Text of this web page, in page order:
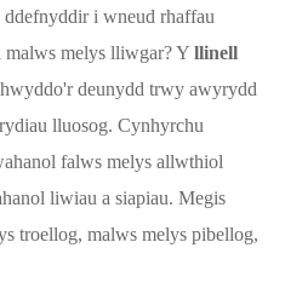
i wneud rhaffau
melys lliwgar? Y llinell
deunydd trwy awyrydd
lluosog. Cynhyrchu
falws melys allwthiol
liwiau a siapiau. Megis
troellog, malws melys pibellog,